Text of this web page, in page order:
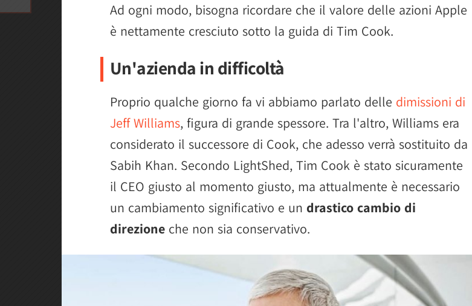
Ad ogni modo, bisogna ricordare che il valore delle azioni Apple
è nettamente cresciuto sotto la guida di Tim Cook.
Un'azienda in difficoltà
Proprio qualche giorno fa vi abbiamo parlato delle dimissioni di
Jeff Williams, figura di grande spessore. Tra l'altro, Williams era
considerato il successore di Cook, che adesso verrà sostituito da
Sabih Khan. Secondo LightShed, Tim Cook è stato sicuramente
il CEO giusto al momento giusto, ma attualmente è necessario
un cambiamento significativo e un drastico cambio di
direzione che non sia conservativo.